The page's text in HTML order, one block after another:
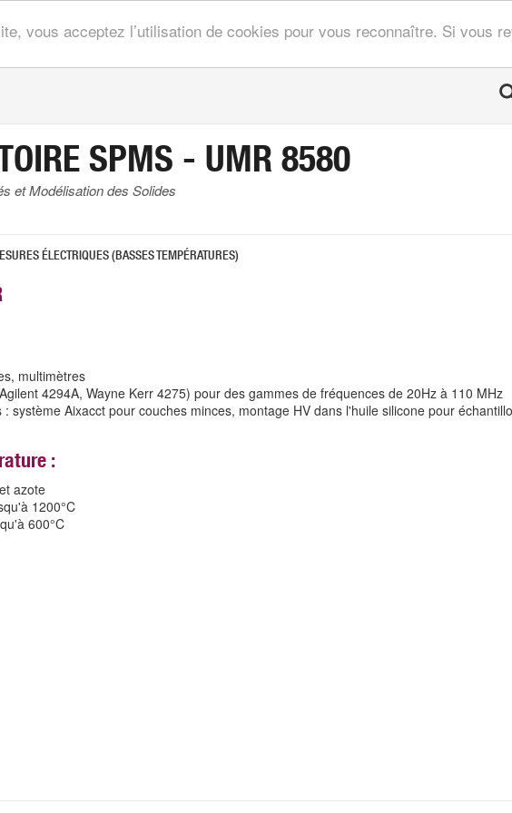
vous acceptez l’utilisation de cookies pour vous reconnaître. Si vous
SPMS - UMR 8580
et Modélisation des Solides
ÉLECTRIQUES (BASSES TEMPÉRATURES)
multimètres
4294A, Wayne Kerr 4275) pour des gammes de fréquences de 20Hz à 110 MHz
système Aixacct pour couches minces, montage HV dans l'huile silicone pour
:
azote
1200°C
600°C